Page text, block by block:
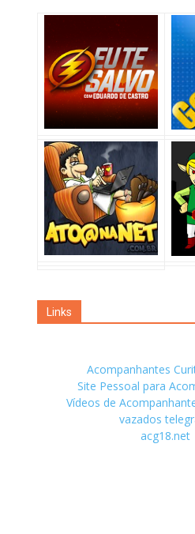
Links
Acompanhantes
Site Pessoal para
Vídeos de
vazados
acg18.net